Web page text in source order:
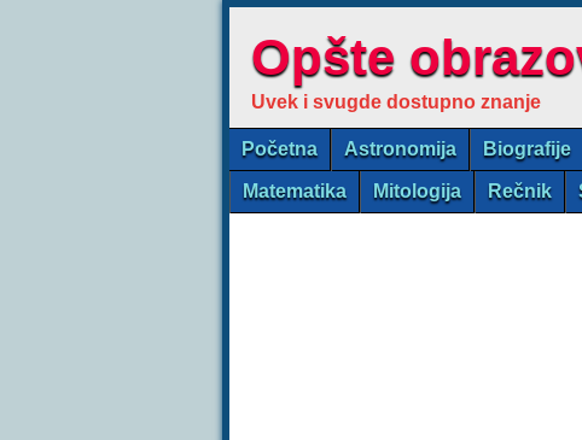
Opšte
Uvek i svugde dostupno znanje
Početna Astronomija Biografije
Matematika Mitologija Rečnik